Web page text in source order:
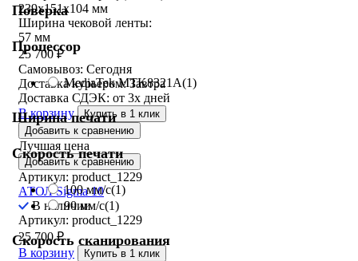
Поверка
Процессор
MediaTek MTK8321A(1)
Ширина печати
Скорость печати
100 мм/с(1)
90 мм/с(1)
Скорость сканирования
239х151х104 мм
Ширина чековой ленты:
57 мм
25 700₽
Самовывоз: Сегодня
Доставка курьером:Завтра
Доставка СДЭК: от 3х дней
В корзину
Купить в 1 клик
Добавить к сравнению
Лучшая цена
Добавить к сравнению
Артикул: product_1229
АТОЛ Sigma 10
В наличии
Артикул: product_1229
25 700₽
В корзину
Купить в 1 клик